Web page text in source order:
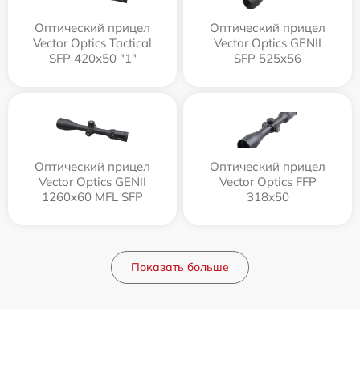
Оптический прицел
Vector Optics Tactical
SFP 420x50 "1"
Оптический прицел
Vector Optics GENII
SFP 525x56
Оптический прицел
Vector Optics GENII
1260x60 MFL SFP
Оптический прицел
Vector Optics FFP
318x50
Показать больше